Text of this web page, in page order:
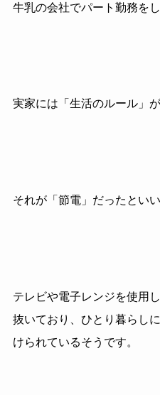
牛乳の会社でパート勤務をし
実家には「生活のルール」
それが「節電」だったといい
テレビや電子レンジを使用
抜いており、ひとり暮らし
けられているそうです。